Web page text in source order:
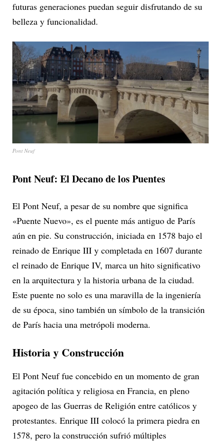
futuras generaciones puedan seguir disfrutando de su
belleza y funcionalidad.
Pont Neuf
Pont Neuf: El Decano de los Puentes
El Pont Neuf, a pesar de su nombre que significa
«Puente Nuevo», es el puente más antiguo de París
aún en pie. Su construcción, iniciada en 1578 bajo el
reinado de Enrique III y completada en 1607 durante
el reinado de Enrique IV, marca un hito significativo
en la arquitectura y la historia urbana de la ciudad.
Este puente no solo es una maravilla de la ingeniería
de su época, sino también un símbolo de la transición
de París hacia una metrópoli moderna.
Historia y Construcción
El Pont Neuf fue concebido en un momento de gran
agitación política y religiosa en Francia, en pleno
apogeo de las Guerras de Religión entre católicos y
protestantes. Enrique III colocó la primera piedra en
1578, pero la construcción sufrió múltiples